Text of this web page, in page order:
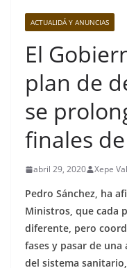
ACTUALIDÁ Y ANUNCIAS
El
plan de
se
finales
abril 29, 2020 Xepe
Pedro Sánchez, ha
Ministros, que cada
diferente, pero
fases y pasar de
del sistema